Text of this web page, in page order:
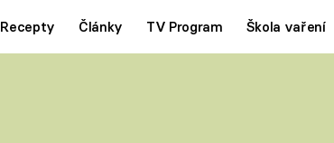
Recepty Články TV Program Škola vaření